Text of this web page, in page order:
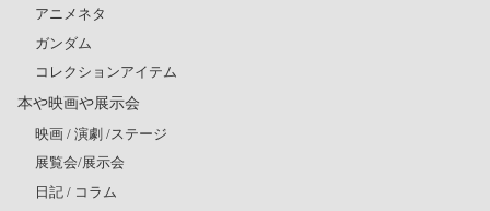
アニメネタ
ガンダム
コレクションアイテム
本や映画や展示会
映画 / 演劇 /ステージ
展覧会/展示会
日記 / コラム